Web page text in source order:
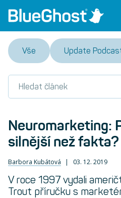
Vše Update
Neuromarketing:
silnější než fakta?
Barbora Kubátová 03. 12. 2019
V roce 1997 vydali
Trout příručku s